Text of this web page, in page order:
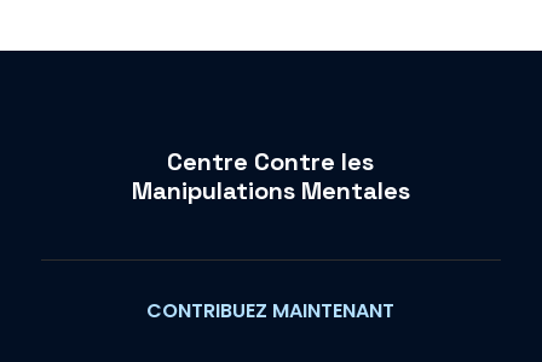
Centre Contre les
Manipulations Mentales
CONTRIBUEZ MAINTENANT